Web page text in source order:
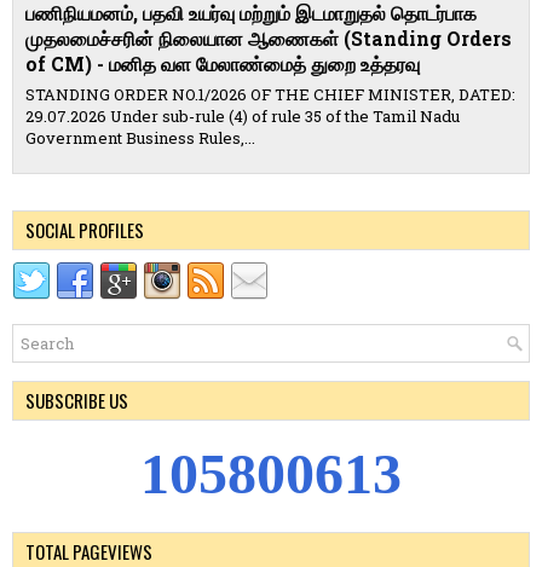
பணிநியமனம், பதவி உயர்வு மற்றும் இடமாறுதல் தொடர்பாக
முதலமைச்சரின் நிலையான ஆணைகள் (Standing Orders
of CM) - மனித வள மேலாண்மைத் துறை உத்தரவு
STANDING ORDER NO.1/2026 OF THE CHIEF MINISTER, DATED:
29.07.2026 Under sub-rule (4) of rule 35 of the Tamil Nadu
Government Business Rules,...
SOCIAL PROFILES
SUBSCRIBE US
105800613
TOTAL PAGEVIEWS